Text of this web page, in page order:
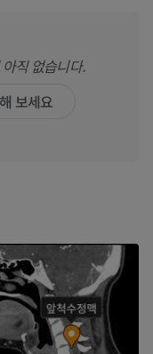
직 없습니다.
보세요